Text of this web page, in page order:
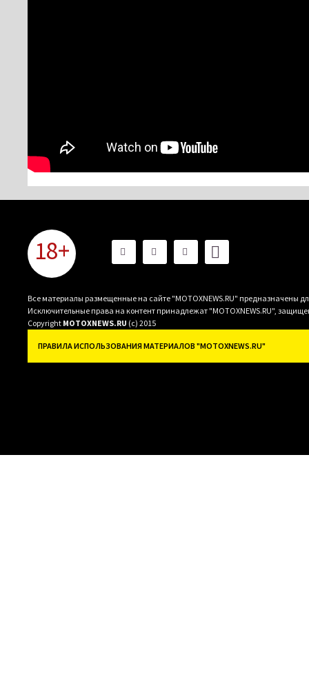
18+
Все материалы размещенные на сайте "MOTOXNEWS.RU" предназначены
Исключительные права на контент принадлежат "MOTOXNEWS.RU",
Copyright MOTOXNEWS.RU (c) 2015
ПРАВИЛА ИСПОЛЬЗОВАНИЯ МАТЕРИАЛОВ "MOTOXNEWS.RU"